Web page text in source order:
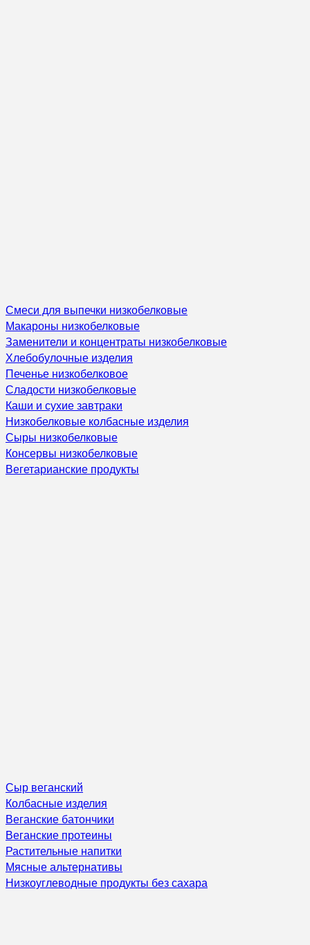
Смеси для выпечки низкобелковые
Макароны низкобелковые
Заменители и концентраты низкобелковые
Хлебобулочные изделия
Печенье низкобелковое
Сладости низкобелковые
Каши и сухие завтраки
Низкобелковые колбасные изделия
Сыры низкобелковые
Консервы низкобелковые
Вегетарианские продукты
Сыр веганский
Колбасные изделия
Веганские батончики
Веганские протеины
Растительные напитки
Мясные альтернативы
Низкоуглеводные продукты без сахара